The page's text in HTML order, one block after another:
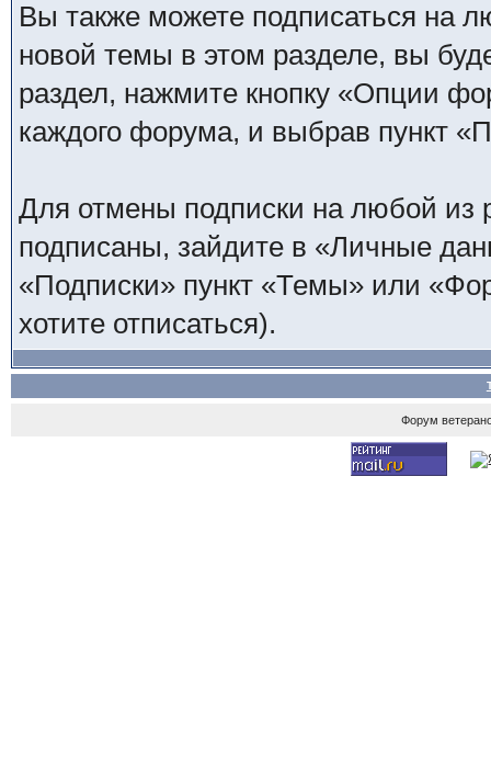
Вы также можете подписаться на
новой темы в этом разделе, вы
раздел, нажмите кнопку «Опции
каждого форума, и выбрав пункт
Для отмены подписки на любой из
подписаны, зайдите в «Личные
«Подписки» пункт «Темы» или
хотите отписаться).
Форум